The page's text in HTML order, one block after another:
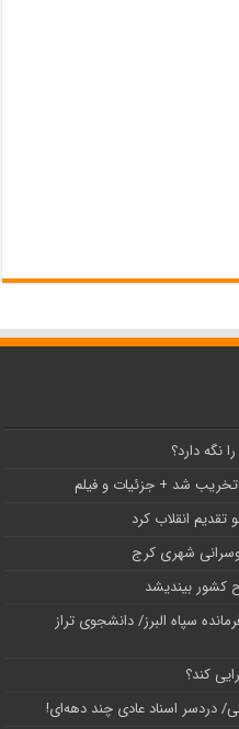
نگه دارد؟
شد + جزئیات و فیلم
کشور بیندیشد
سپاه البرز/ دانشجوی تراز
کند؟
دردسر اسناد عادی چند‌ دهه‌ای!